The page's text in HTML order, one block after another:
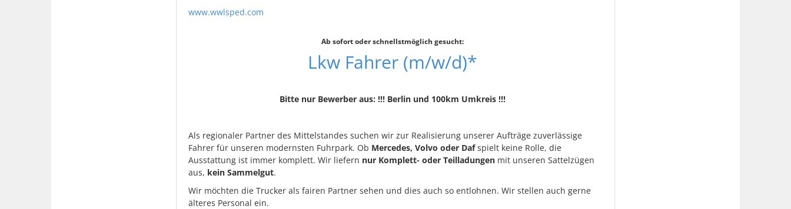
www.wwlsped.com
Ab sofort oder schnellstmöglich gesucht:
Lkw Fahrer (m/w/d)*
Bitte nur Bewerber aus: !!! Berlin und 100km Umkreis !!!
Als regionaler Partner des Mittelstandes suchen wir zur Realisierung unserer Aufträge zuverlässige
Fahrer für unseren modernsten Fuhrpark. Ob Mercedes, Volvo oder Dafspielt keine Rolle, die
Ausstattung ist immer komplett. Wir liefern nur Komplett- oder Teilladungenmit unseren Sattelzügen
aus, kein Sammelgut.
Wir möchten die Trucker als fairen Partner sehen und dies auch so entlohnen. Wir stellen auch gerne
älteres Personal ein.